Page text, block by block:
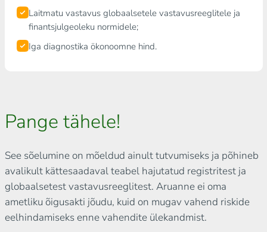
Laitmatu vastavus globaalsetele vastavusreeglitele ja
finantsjulgeoleku normidele;
Iga diagnostika ökonoomne hind.
Pange tähele!
See sõelumine on mõeldud ainult tutvumiseks ja põhineb
avalikult kättesaadaval teabel hajutatud registritest ja
globaalsetest vastavusreeglitest. Aruanne ei oma
ametliku õigusakti jõudu, kuid on mugav vahend riskide
eelhindamiseks enne vahendite ülekandmist.